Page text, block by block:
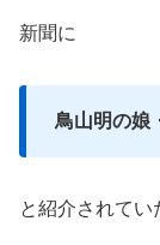
新聞に
鳥山明の娘
と紹介されてい